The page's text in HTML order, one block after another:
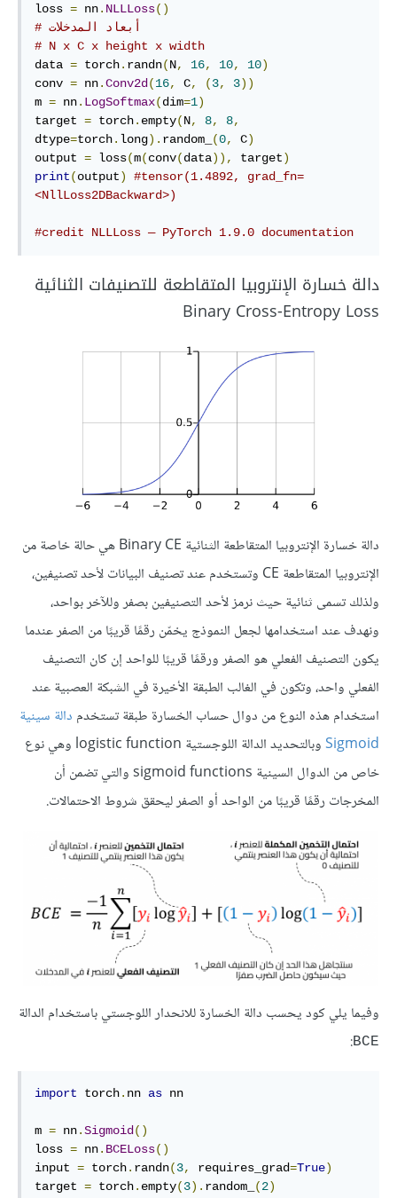
loss = nn. NLLLoss()
# أبعاد المدخلات
# N x C x height x width
data = torch. randn(N, 16, 10, 10)
conv = nn.Conv2d(16, C, (3, 3))
m = nn. LogSoftmax(dim=1)
target = torch. empty(N, 8, 8,
dtype=torch. long). random_ (0, C)
output = loss(m(conv(data)), target)
print(output)
#tensor(1.4892, grad_fn=
<NllLoss2DBackward>)
#credit NLLLoss — PyTorch 1.9.0 documentation
دالة خسارة الإنتروبيا المتقاطعة للتصنيفات الثنائية
Binary Cross-Entropy Loss
دالة خسارة الإنتروبيا المتقاطعة الثنائية Binary CE هي حالة خاصة من
الإنتروبيا المتقاطعة CE وتستخدم عند تصنيف البيانات لأحد تصنيفين،
ولذلك تسمى ثنائية حيث نرمز لأحد التصنيفين بصفر وللآخر بواحد،
ونهدف عند استخدامها لجعل النموذج يخمّن رقمًا قريبًا من الصفر عندما
يكون التصنيف الفعلي هو الصفر ورقمًا قريبًا للواحد إن كان التصنيف
الفعلي واحد، وتكون في الغالب الطبقة الأخيرة في الشبكة العصبية عند
استخدام هذه النوع من دوال حساب الخسارة طبقة تستخدم دالة سينية
Sigmoid
وبالتحديد الدالة اللوجستية logistic function وهي نوع
خاص من الدوال السينية sigmoid functions والتي تضمن أن
المخرجات رقمًا قريبًا من الواحد أو الصفر ليحقق شروط الاحتمالات.
وفيما يلي كود يحسب دالة الخسارة للانحدار اللوجستي باستخدام الدالة
BCE
:
import torch. nn as nn
m = nn.Sigmoid ()
loss = nn. BCELoss()
input = torch. randn(3, requires_grad=True)
target = torch. empty(3). random_ (2)